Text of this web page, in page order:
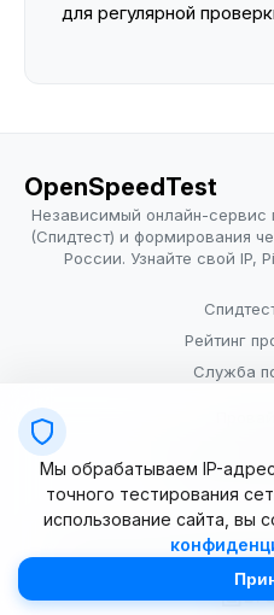
для регулярной
OpenSpeedTest
Независимый онлайн-сервис
(Спидтест) и формирования
России. Узнайте свой IP,
Рейтинг
Служба
Условия
© 2025–2026 OpenSpeedTest
Мы обрабатываем IP-
точного тестирования
использование сайта, вы